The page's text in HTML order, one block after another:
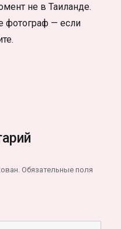
не в Таиланде.
фотограф — если
Обязательные поля